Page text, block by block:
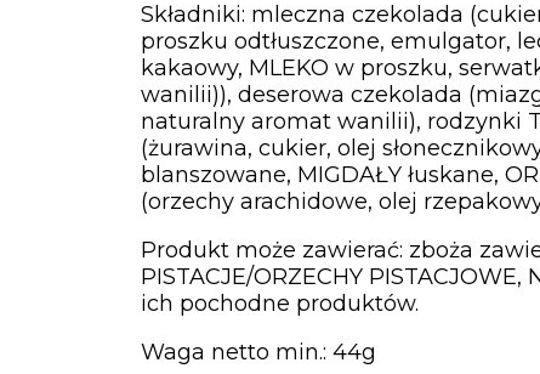
Składniki: mleczna czekolada
proszku odtłuszczone, emulgator,
kakaowy, MLEKO w proszku,
wanilii)), deserowa czekolada
naturalny aromat wanilii), rodzynki
(żurawina, cukier, olej
blanszowane, MIGDAŁY łuskane,
(orzechy arachidowe, olej
Produkt może zawierać: zboża
PISTACJE/ORZECHY
ich pochodne produktów.
Waga netto min.: 44g